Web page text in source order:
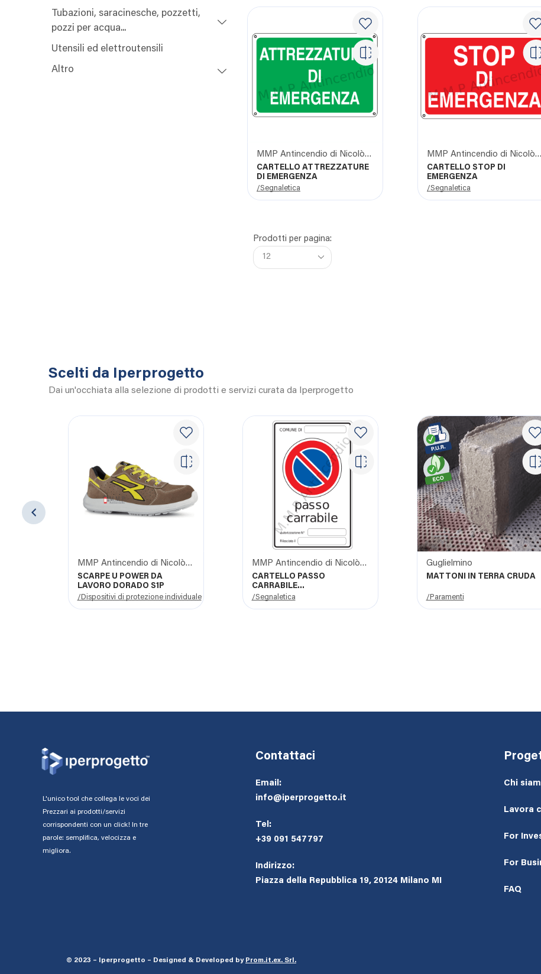
Tubazioni, saracinesche, pozzetti,
pozzi per acqua...
Utensili ed elettroutensili
Altro
MMP Antincendio di Nicolò Giangrasso
CARTELLO ATTREZZATURE
DI EMERGENZA
/Segnaletica
MMP Antincendio di Nicolò Giangrasso
CARTELLO STOP DI
EMERGENZA
/Segnaletica
Prodotti per pagina:
Scelti da Iperprogetto
Dai un'occhiata alla selezione di prodotti e servizi curata da Iperprogetto
MMP Antincendio di Nicolò Giangrasso
SCARPE U POWER DA
LAVORO DORADO S1P
/Dispositivi di protezione individuale
MMP Antincendio di Nicolò Giangrasso
CARTELLO PASSO
CARRABILE
AUTORIZZAZIONE COMUNE
/Segnaletica
Guglielmino
MATTONI IN TERRA CRUDA
/Paramenti
L'unico tool che collega le voci dei
Prezzari ai prodotti/servizi
corrispondenti con un click! In tre
parole: semplifica, velocizza e
migliora.
Contattaci
Email:
info@iperprogetto.it
Tel:
+39 091 547797
Indirizzo:
Piazza della Repubblica 19, 20124 Milano MI
Chi
Lavora
For
For
FAQ
© 2023 – Iperprogetto – Designed & Developed by Prom.it.ex. Srl .